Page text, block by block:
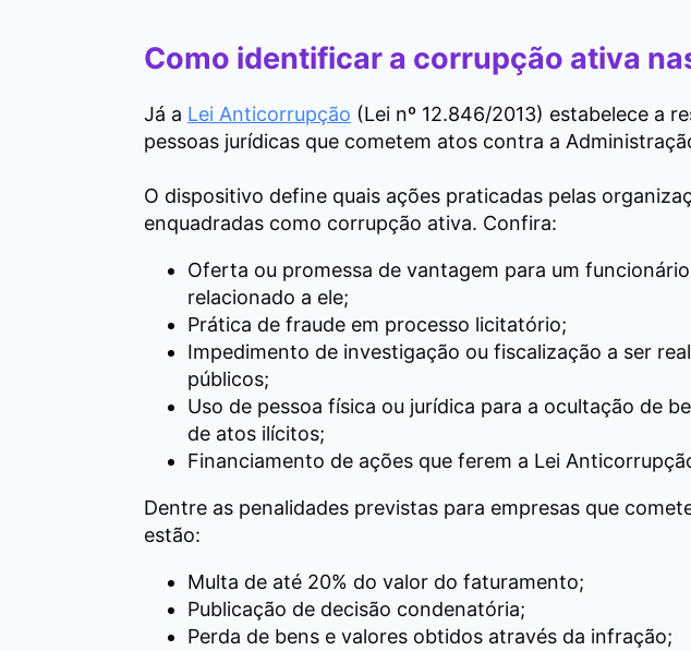
Como identificar a corrupção ativa
Já a Lei Anticorrupção (Lei nº 12.846/2013) estabelece a
pessoas jurídicas que cometem atos contra a
O dispositivo define quais ações praticadas pelas
enquadradas como corrupção ativa. Confira:
Oferta ou promessa de vantagem para um
relacionado a ele;
Prática de fraude em processo licitatório;
Impedimento de investigação ou fiscalização a ser
públicos;
Uso de pessoa física ou jurídica para a ocultação de
de atos ilícitos;
Financiamento de ações que ferem a Lei
Dentre as penalidades previstas para empresas que
estão:
Multa de até 20% do valor do faturamento;
Publicação de decisão condenatória;
Perda de bens e valores obtidos através da infração;